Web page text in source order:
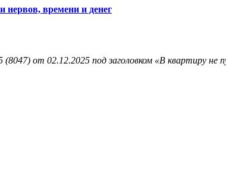
нервов, времени и денег
от 02.12.2025 под заголовком «В квартиру не